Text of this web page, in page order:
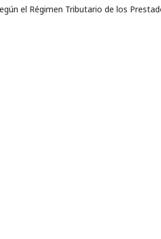
el Régimen Tributario de los